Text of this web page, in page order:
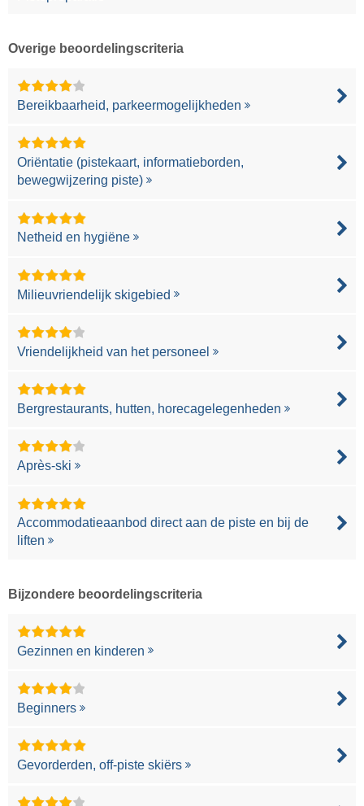
Overige beoordelingscriteria
Bereikbaarheid, parkeermogelijkheden
Oriëntatie (pistekaart, informatieborden,
bewegwijzering piste)
Netheid en hygiëne
Milieuvriendelijk skigebied
Vriendelijkheid van het personeel
Bergrestaurants, hutten, horecagelegenheden
Après-ski
Accommodatieaanbod direct aan de piste en bij de
liften
Bijzondere beoordelingscriteria
Gezinnen en kinderen
Beginners
Gevorderden, off-piste skiërs